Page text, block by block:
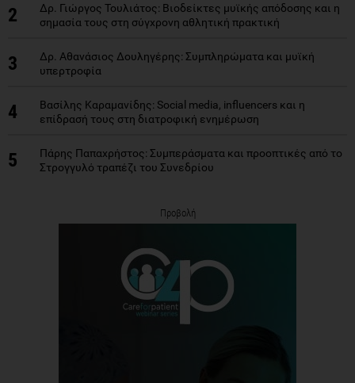
2
Δρ. Γιώργος Τουλιάτος: Βιοδείκτες μυϊκής απόδοσης και η
σημασία τους στη σύγχρονη αθλητική πρακτική
3
Δρ. Αθανάσιος Δουληγέρης: Συμπληρώματα και μυϊκή
υπερτροφία
4
Βασίλης Καραμανίδης: Social media, influencers και η
επίδρασή τους στη διατροφική ενημέρωση
5
Πάρης Παπαχρήστος: Συμπεράσματα και προοπτικές από το
Στρογγυλό τραπέζι του Συνεδρίου
Προβολή